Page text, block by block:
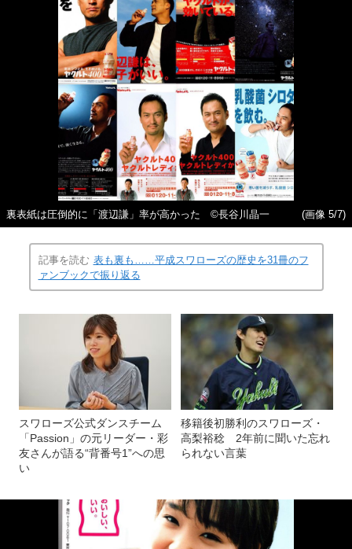
裏表紙は圧倒的に「渡辺謙」率が高かった ©長谷川晶一 (画像 5/7)
記事を読む 表も裏も……平成スワローズの歴史を31冊のフ
ァンブックで振り返る
スワローズ公式ダンスチーム
「Passion」の元リーダー・彩
友さんが語る“背番号1”への思
い
移籍後初勝利のスワローズ・
高梨裕稔 2年前に聞いた忘れ
られない言葉